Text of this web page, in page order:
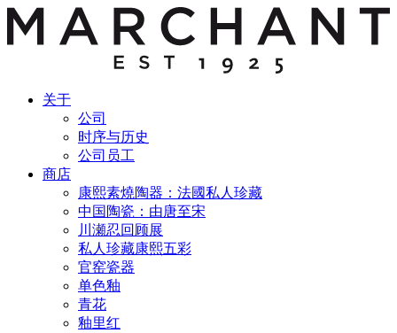
关于
公司
时序与历史
公司员工
商店
康熙素燒陶器：法國私人珍藏
中国陶瓷：由唐至宋
川瀬忍回顾展
私人珍藏康熙五彩
官窑瓷器
单色釉
青花
釉里红